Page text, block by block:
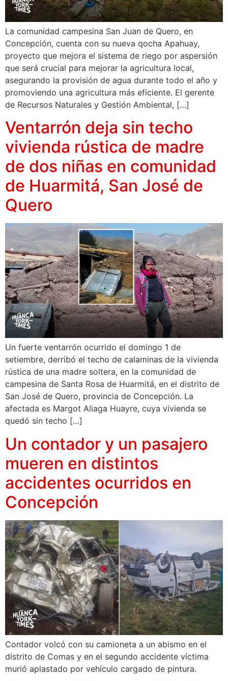
La comunidad campesina San Juan de Quero, en
Concepción, cuenta con su nueva qocha Apahuay,
proyecto que mejora el sistema de riego por aspersión
que será crucial para mejorar la agricultura local,
asegurando la provisión de agua durante todo el año y
promoviendo una agricultura más eficiente. El gerente
de Recursos Naturales y Gestión Ambiental, […]
Ventarrón deja sin techo
vivienda rústica de madre
de dos niñas en comunidad
de Huarmitá, San José de
Quero
Un fuerte ventarrón ocurrido el domingo 1 de
setiembre, derribó el techo de calaminas de la vivienda
rústica de una madre soltera, en la comunidad de
campesina de Santa Rosa de Huarmitá, en el distrito de
San José de Quero, provincia de Concepción. La
afectada es Margot Aliaga Huayre, cuya vivienda se
quedó sin techo […]
Un contador y un pasajero
mueren en distintos
accidentes ocurridos en
Concepción
Contador volcó con su camioneta a un abismo en el
distrito de Comas y en el segundo accidente víctima
murió aplastado por vehículo cargado de pintura.